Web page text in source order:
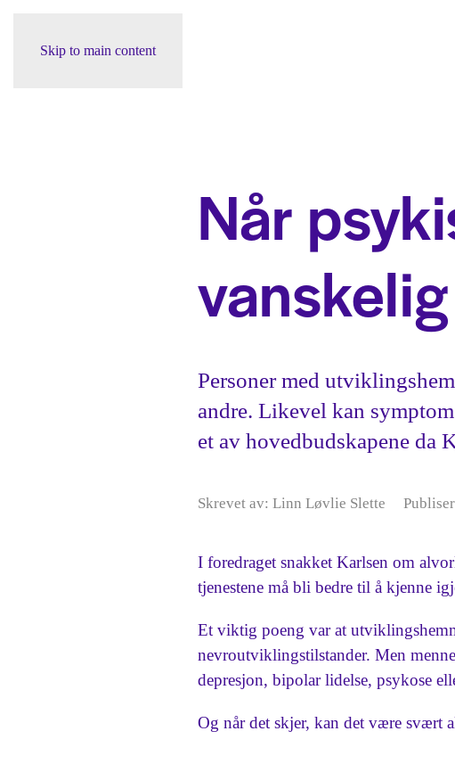
Skip to main content
Når
Personer med
andre. Likevel kan
et av hovedbudskapene da
Skrevet av: Linn Løvlie Slette
I foredraget snakket Karlsen om
tjenestene må bli bedre til å kjenne
Et viktig poeng var at
nevroutviklingstilstander. Men
depresjon, bipolar lidelse, psykose
Og når det skjer, kan det være svært